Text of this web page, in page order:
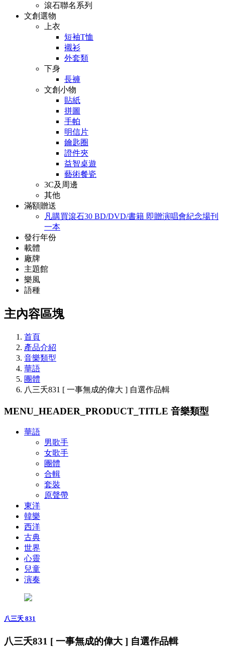
滾石聯名系列
文創選物
上衣
短袖T恤
襯衫
外套類
下身
長褲
文創小物
貼紙
拼圖
手帕
明信片
鑰匙圈
證件夾
益智桌遊
藝術餐瓷
3C及周邊
其他
滿額贈送
凡購買滾石30 BD/DVD/書籍 即贈演唱會紀念場刊
一本
發行年份
載體
廠牌
主題館
樂風
語種
主內容區塊
首頁
產品介紹
音樂類型
華語
團體
八三夭831 [ 一事無成的偉大 ] 自選作品輯
MENU_HEADER_PRODUCT_TITLE 音樂類型
華語
男歌手
女歌手
團體
合輯
套裝
原聲帶
東洋
韓樂
西洋
古典
世界
心靈
兒童
演奏
八三夭 831
八三夭831 [ 一事無成的偉大 ] 自選作品輯